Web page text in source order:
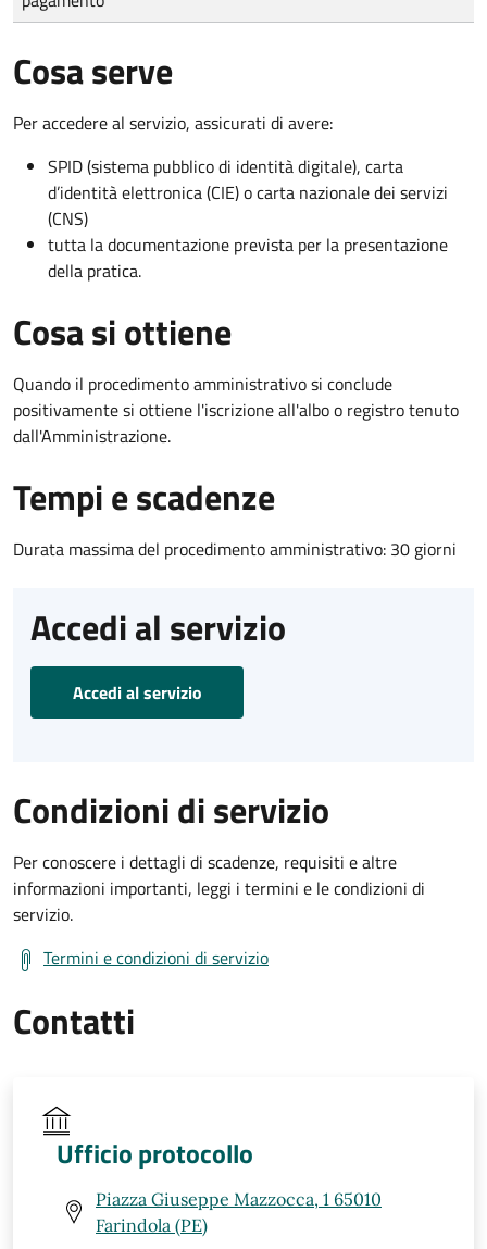
Cosa serve
Per accedere al servizio, assicurati di avere:
SPID (sistema pubblico di identità digitale), carta
d’identità elettronica (CIE) o carta nazionale dei servizi
(CNS)
tutta la documentazione prevista per la presentazione
della pratica.
Cosa si ottiene
Quando il procedimento amministrativo si conclude
positivamente si ottiene l'iscrizione all'albo o registro tenuto
dall'Amministrazione.
Tempi e scadenze
Durata massima del procedimento amministrativo: 30 giorni
Accedi al servizio
Accedi al servizio
Condizioni di servizio
Per conoscere i dettagli di scadenze, requisiti e altre
informazioni importanti, leggi i termini e le condizioni di
servizio.
Termini e condizioni di servizio
Contatti
Ufficio protocollo
Piazza Giuseppe Mazzocca, 1 65010
Farindola (PE)